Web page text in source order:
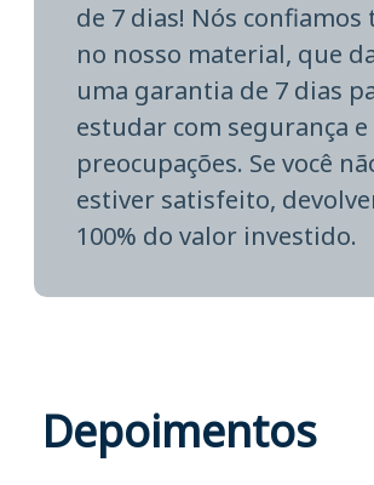
de 7 dias! Nós confiamos
no nosso material, que
uma garantia de 7 dias
estudar com segurança e
preocupações. Se você
estiver satisfeito,
100% do valor investido.
Depoimentos